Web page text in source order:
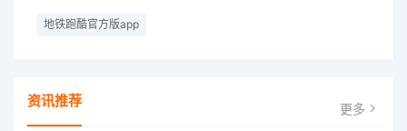
地铁跑酷官方版app
资讯推荐 更多